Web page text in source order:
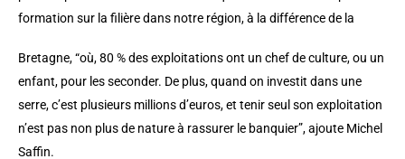
formation sur la filière dans notre région, à la différence de la
Bretagne, “où, 80 % des exploitations ont un chef de culture, ou un
enfant, pour les seconder. De plus, quand on investit dans une
serre, c’est plusieurs millions d’euros, et tenir seul son exploitation
n’est pas non plus de nature à rassurer le banquier”, ajoute Michel
Saffin.